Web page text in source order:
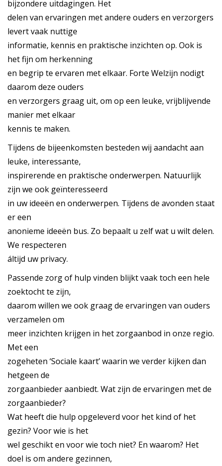
bijzondere uitdagingen. Het
delen van ervaringen met andere ouders en verzorgers
levert vaak nuttige
informatie, kennis en praktische inzichten op. Ook is
het fijn om herkenning
en begrip te ervaren met elkaar. Forte Welzijn nodigt
daarom deze ouders
en verzorgers graag uit, om op een leuke, vrijblijvende
manier met elkaar
kennis te maken.
Tijdens de bijeenkomsten besteden wij aandacht aan
leuke, interessante,
inspirerende en praktische onderwerpen. Natuurlijk
zijn we ook geïnteresseerd
in uw ideeën en onderwerpen. Tijdens de avonden staat
er een
anonieme ideeën bus. Zo bepaalt u zelf wat u wilt delen.
We respecteren
áltijd uw privacy.
Passende zorg of hulp vinden blijkt vaak toch een hele
zoektocht te zijn,
daarom willen we ook graag de ervaringen van ouders
verzamelen om
meer inzichten krijgen in het zorgaanbod in onze regio.
Met een
zogeheten ‘Sociale kaart’ waarin we verder kijken dan
hetgeen de
zorgaanbieder aanbiedt. Wat zijn de ervaringen met de
zorgaanbieder?
Wat heeft die hulp opgeleverd voor het kind of het
gezin? Voor wie is het
wel geschikt en voor wie toch niet? En waarom? Het
doel is om andere gezinnen,